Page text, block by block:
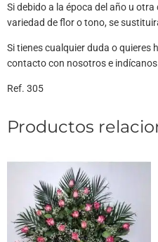
Si debido a la época del año u
variedad de flor o tono, se
Si tienes cualquier duda o quieres
contacto con nosotros e
Ref. 305
Productos